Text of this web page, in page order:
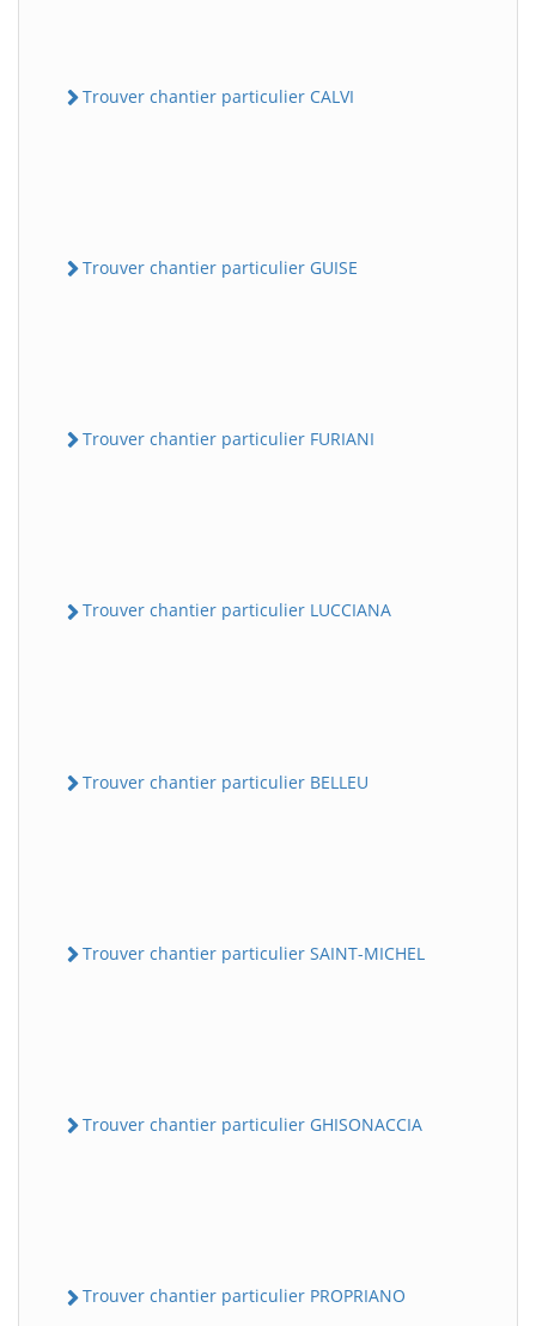
Trouver chantier particulier CALVI
Trouver chantier particulier GUISE
Trouver chantier particulier FURIANI
Trouver chantier particulier LUCCIANA
Trouver chantier particulier BELLEU
Trouver chantier particulier SAINT-MICHEL
Trouver chantier particulier GHISONACCIA
Trouver chantier particulier PROPRIANO